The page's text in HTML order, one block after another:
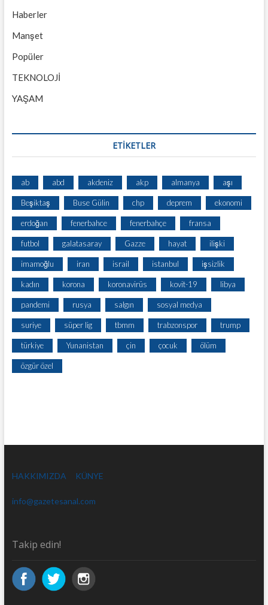
Haberler
Manşet
Popüler
TEKNOLOJİ
YAŞAM
ETİKETLER
ab abd akdeniz akp almanya aşı
Beşiktaş Buse Gülin chp deprem ekonomi
erdoğan fenerbahce fenerbahçe fransa
futbol galatasaray Gazze hayat ilişki
imamoğlu iran israil istanbul işsizlik
kadın korona koronavirüs kovit-19 libya
pandemi rusya salgın sosyal medya
suriye süper lig tbmm trabzonspor trump
türkiye Yunanistan çin çocuk ölüm
özgür özel
HAKKIMIZDA KÜNYE
info@gazetesanal.com
Takip edin!